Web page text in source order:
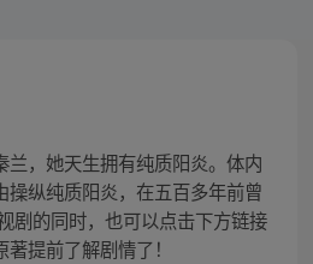
兰，她天生拥有纯质阳炎。体内
操纵纯质阳炎，在五百多年前曾
剧的同时，也可以点击下方链接
提前了解剧情了！